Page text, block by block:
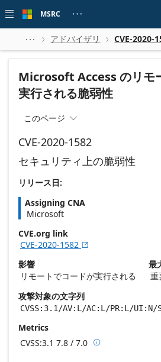
 main
MSRC 
  アドバイザリ  CVE-2020-
Microsoft Access のリモ
実行される脆弱性
このページ 
CVE-2020-1582
セキュリティ上の脆弱性
リリース日:
Assigning CNA
Microsoft
CVE.org link
CVE-2020-1582 
影響
リモートでコードが実行される
最
重
攻撃対象の文字列
CVSS:3.1/AV:L/AC:L/PR:L/
Metrics
CVSS:3.1 7.8 / 7.0 Base score